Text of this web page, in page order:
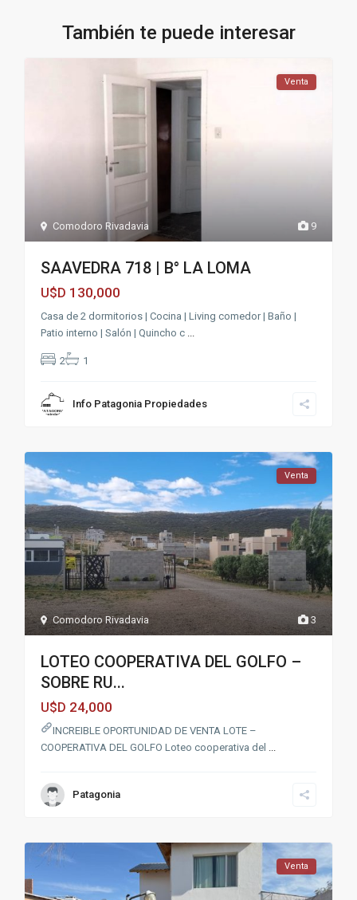
También te puede interesar
9
Comodoro Rivadavia
Venta
SAAVEDRA 718 | B° LA LOMA
U$D 130,000
Casa de 2 dormitorios | Cocina | Living comedor | Baño |
Patio interno | Salón | Quincho c ...
2 1
Info Patagonia Propiedades
3
Comodoro Rivadavia
Venta
LOTEO COOPERATIVA DEL GOLFO –
SOBRE RU...
U$D 24,000
INCREIBLE OPORTUNIDAD DE VENTA LOTE –
COOPERATIVA DEL GOLFO Loteo cooperativa del ...
Patagonia
Venta